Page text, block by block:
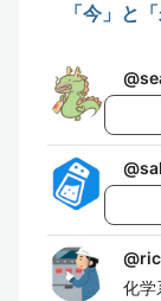
「今」と
@
@
@
化学